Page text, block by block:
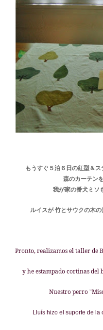
もうすぐ５泊６日の紅型＆ス
森のカーテン
我が家の番犬ミソ
ルイスが 竹とサウクの木
Pronto, realizamos el taller de
y he estampado cortinas del
Nuestro perro
Lluís hizo el suporte de la